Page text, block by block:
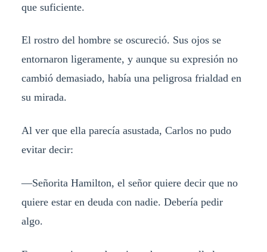
que suficiente.
El rostro del hombre se oscureció. Sus ojos se
entornaron ligeramente, y aunque su expresión no
cambió demasiado, había una peligrosa frialdad en
su mirada.
Al ver que ella parecía asustada, Carlos no pudo
evitar decir:
—Señorita Hamilton, el señor quiere decir que no
quiere estar en deuda con nadie. Debería pedir
algo.